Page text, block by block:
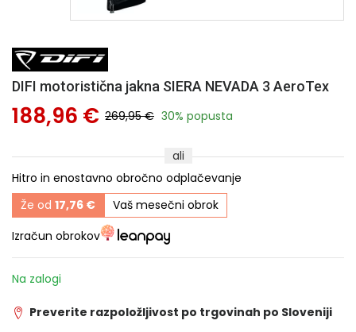
DIFI motoristična jakna SIERA NEVADA 3 AeroTex
188,96 € 269,95 € 30% popusta
ali
Hitro in enostavno obročno odplačevanje
Že od 17,76 €
Vaš mesečni obrok
Izračun obrokov
Na zalogi
Preverite razpoložljivost po trgovinah po Sloveniji